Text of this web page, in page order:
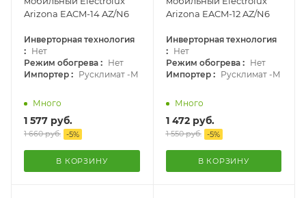
Arizona EACM-14 AZ/N6
Инверторная технология
: Нет
Режим обогрева : Нет
Импортер : Русклимат -М
Много
1 577 руб.
1 660руб. -5%
В КОРЗИНУ
Arizona EACM-12 AZ/N6
Инверторная технология
:
Нет
Режим обогрева :
Нет
Импортер : Русклимат -М
Много
1 472руб.
1 550руб. -5%
В КОРЗИНУ